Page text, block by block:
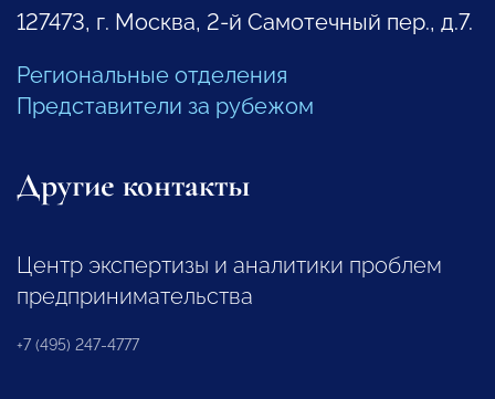
127473, г. Москва, 2-й Самотечный пер., д.7.
Региональные отделения
Представители за рубежом
Другие контакты
Центр экспертизы и аналитики проблем
предпринимательства
+7 (495) 247-4777